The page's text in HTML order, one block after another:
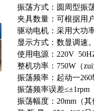
振荡方式：圆周型振
夹具数量：可根据用
驱动电机：采用大功
显示方式：数显调速
使用电源：220V
整机功率：750W（
振荡频率：起动一260
振荡频率误差≤±1rpm
振荡幅度：20mm（